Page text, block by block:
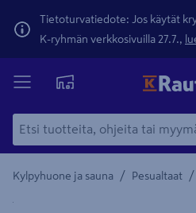
Tietoturvatiedote: Jos käytät
K-ryhmän verkkosivuilla 27.7.,
Kylpyhuone ja sauna / Pesualtaat /
Yksityiskohtainen kuvaus